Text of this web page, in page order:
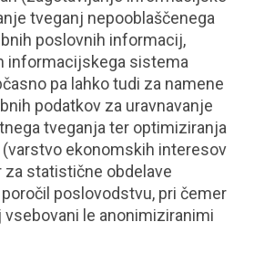
tveganj nepooblaščenega
poslovnih informacij,
informacijskega sistema
pa lahko tudi za namene
podatkov za uravnavanje
tveganja ter optimiziranja
ekonomskih interesov
za statistične obdelave
poslovodstvu, pri čemer
le anonimiziranimi